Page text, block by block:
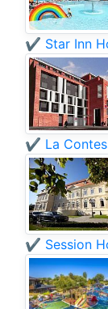
✔️ Star Inn
✔️ La
✔️ Session